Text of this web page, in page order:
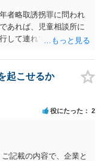
者略取誘拐罪に問われ
あれば、児童相談所に
して連れていくなり、
断にはなるとは思いま
に勝手に保護すること
の虐待があると分かっ
わけではないかと存じ
られる程度であればよ
疑われる可能性さえあ
起こせるか
役にたった 2
記載の内容で、企業と